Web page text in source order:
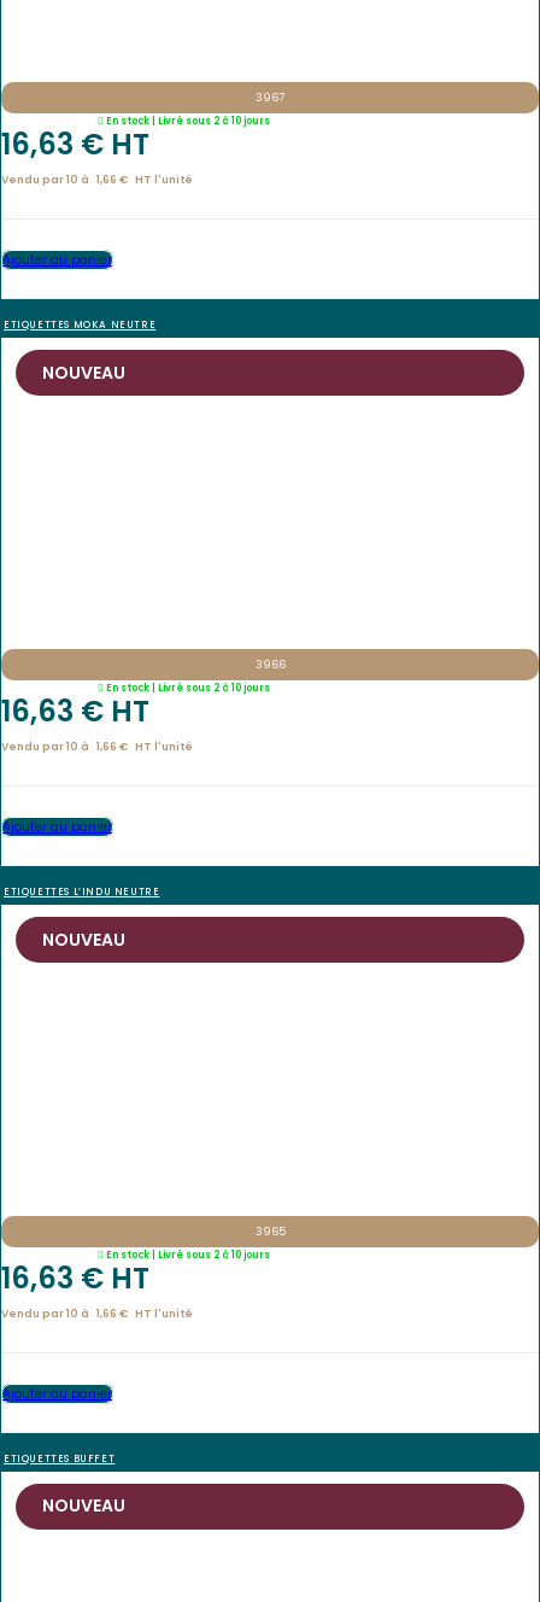
3967
En stock | Livré sous 2 à 10 jours
16,63 € HT
Vendu par 10 à 1,66 € HT l'unité
Ajouter au panier
ETIQUETTES MOKA NEUTRE
NOUVEAU
3966
En stock | Livré sous 2 à 10 jours
16,63 € HT
Vendu par 10 à 1,66 € HT l'unité
Ajouter au panier
ETIQUETTES L’INDU NEUTRE
NOUVEAU
3965
En stock | Livré sous 2 à 10 jours
16,63 € HT
Vendu par 10 à 1,66 € HT l'unité
Ajouter au panier
ETIQUETTES BUFFET
NOUVEAU